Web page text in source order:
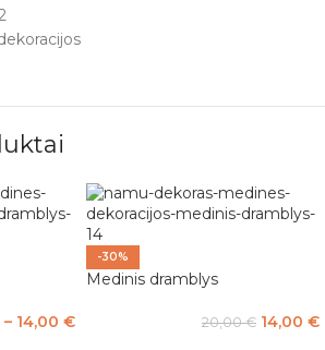
– 14,00 €
-30%
Medinis dramblys
20,00€ 14,00 €